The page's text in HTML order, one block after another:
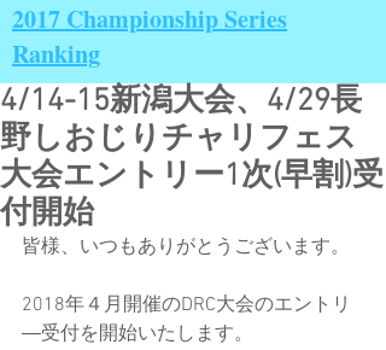
2017 Championship Series
Ranking
4/14-15新潟大会、4/29長
野しおじりチャリフェス
大会エントリー1次(早割)受
付開始
皆様、いつもありがとうございます。
2018年４月開催のDRC大会のエントリ
―受付を開始いたします。